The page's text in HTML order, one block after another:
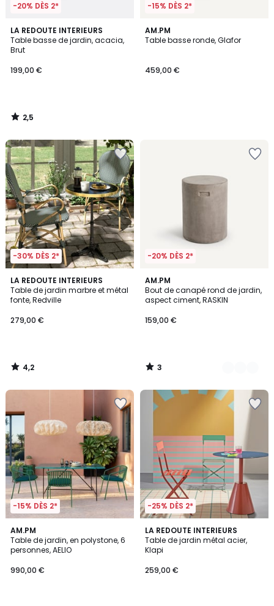
-20% DÈS 2*
LA REDOUTE INTERIEURS
Table basse de jardin, acacia,
Brut
199,00 €
2,5
/ 5
2,5
/
-15% DÈS 2*
AM.PM
Table basse ronde, Glafor
459,00 €
-30% DÈS 2*
LA REDOUTE INTERIEURS
Table de jardin marbre et métal
fonte, Redville
279,00 €
4,2
/ 5
4,2
/
-20% DÈS 2*
AM.PM
Bout de canapé rond de jardin,
aspect ciment, RASKIN
159,00 €
3
/
5
3
Couleurs
3
/
-15% DÈS 2*
AM.PM
Table de jardin, en polystone, 6
personnes, AELIO
990,00 €
-25% DÈS 2*
LA REDOUTE INTERIEURS
Table de jardin métal acier,
Klapi
259,00 €
1,3
/
5
2
Couleurs